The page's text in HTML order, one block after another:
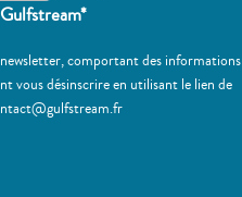
comportant des informations
vous désinscrire en utilisant le lien de